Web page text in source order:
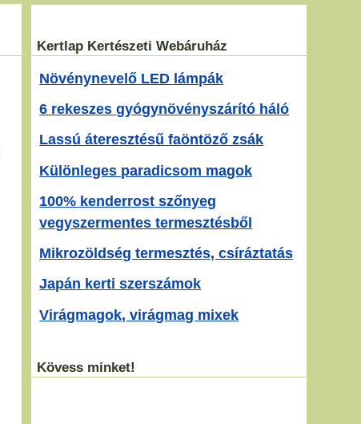
Kertlap Kertészeti Webáruház
Növénynevelő LED lámpák
6 rekeszes gyógynövényszárító háló
Lassú áteresztésű faöntöző zsák
Különleges paradicsom magok
100% kenderrost szőnyeg
vegyszermentes termesztésből
Mikrozöldség termesztés, csíráztatás
Japán kerti szerszámok
Virágmagok, virágmag mixek
Kövess minket!